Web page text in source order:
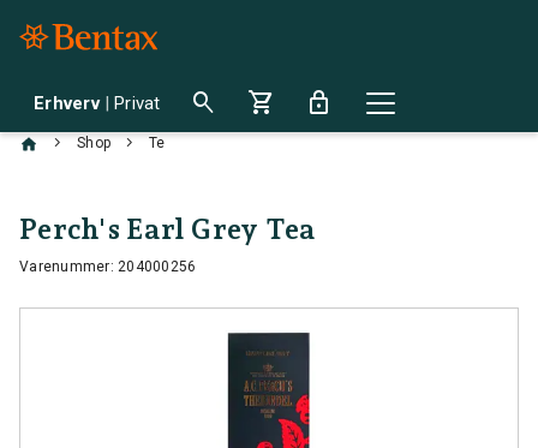
Erhverv | Privat search shopping_cart lock
chevron_right Shop chevron_right Te
Perch's Earl Grey Tea
Varenummer: 204000256